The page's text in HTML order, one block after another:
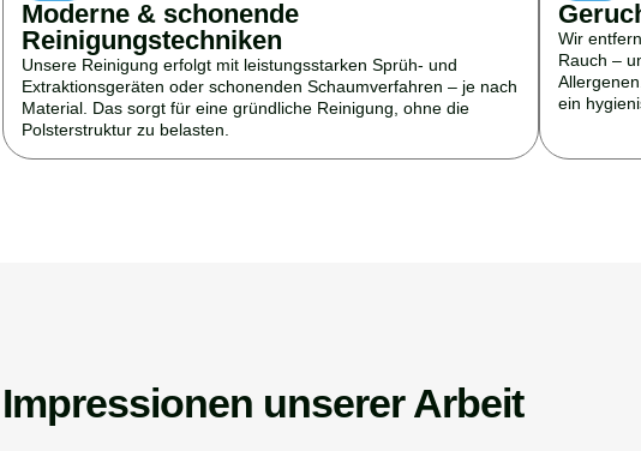
Moderne & schonende
Reinigungstechniken
Unsere Reinigung erfolgt mit leistungsstarken Sprüh- und
Extraktionsgeräten oder schonenden Schaumverfahren – je nach
Material. Das sorgt für eine gründliche Reinigung, ohne die
Polsterstruktur zu belasten.
Wir
Rauch –
ein
Impressionen unserer Arbeit